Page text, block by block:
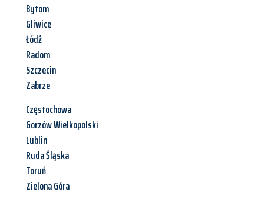
Bytom
Gliwice
Łódź
Radom
Szczecin
Zabrze
Częstochowa
Gorzów Wielkopolski
Lublin
Ruda Śląska
Toruń
Zielona Góra